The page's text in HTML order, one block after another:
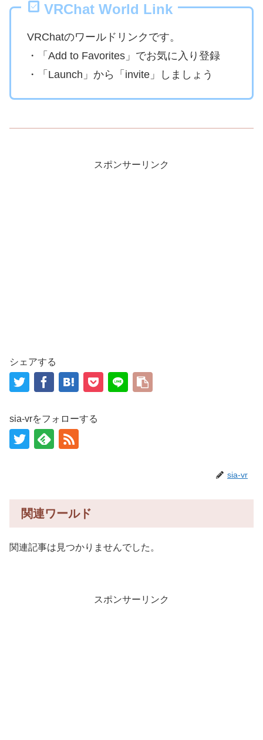
VRChat World Link
VRChatのワールドリンクです。
・「Add to Favorites」でお気に入り登録
・「Launch」から「invite」しましょう
スポンサーリンク
シェアする
sia-vrをフォローする
sia-vr
関連ワールド
関連記事は見つかりませんでした。
スポンサーリンク